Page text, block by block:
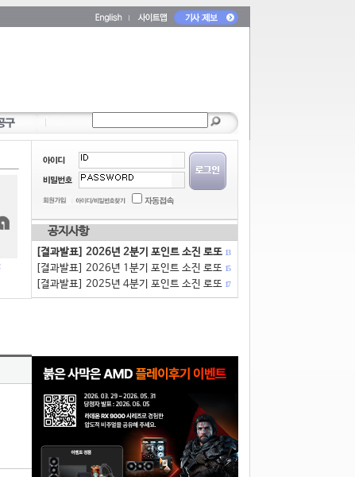
공지사항
[결과발표] 2026년 2분기 포인트 소진 로또 13
[결과발표] 2026년 1분기 포인트 소진 로또 15
[결과발표] 2025년 4분기 포인트 소진 로또 17